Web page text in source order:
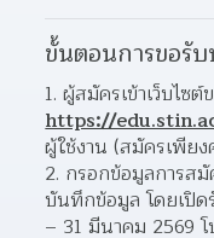
ขั้นตอนการขอรั
https://
ผู้ใช้งาน (สมัครเพียง
กรอกข้อมูลการส
บันทึกข้อมูล โดยเปิ
– 31 มีนาคม 2569